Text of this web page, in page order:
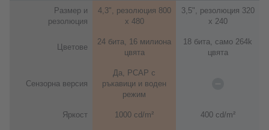
Размер и
резолюция
4,3", резолюция 800
x 480
3,5", резолюция 320
x 240
Цветове
24 бита, 16 милиона
цвята
18 бита, само 264k
цвята
Сензорна версия
Да, PCAP с
ръкавици и воден
режим
Яркост 1000 cd/m² 400 cd/m²